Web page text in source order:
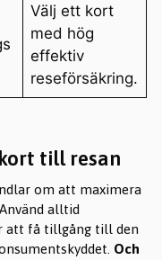
Välj ett kort
med hög
effektiv
reseförsäkring.
till resan
om att maximera
alltid
att få tillgång till den
Och